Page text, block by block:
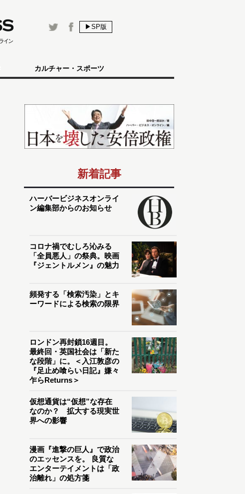
▶SP版
カルチャー・スポーツ
新着記事
ハーバービジネスオンライ
ン編集部からのお知らせ
コロナ禍でむしろ沁みる
「全員悪人」の祭典。映画
『ジェントルメン』の魅力
頻発する「検索汚染」とキ
ーワードによる検索の限界
ロンドン再封鎖16週目。
最終回・英国社会は「新た
な段階」に。＜入江敦彦の
『足止め喰らい日記』嫌々
乍らReturns＞
仮想通貨は“仮想”な存在
なのか？ 拡大する現実世
界への影響
漫画『進撃の巨人』で政治
のエッセンスを。 良質な
エンターテイメントは「政
治離れ」の処方箋